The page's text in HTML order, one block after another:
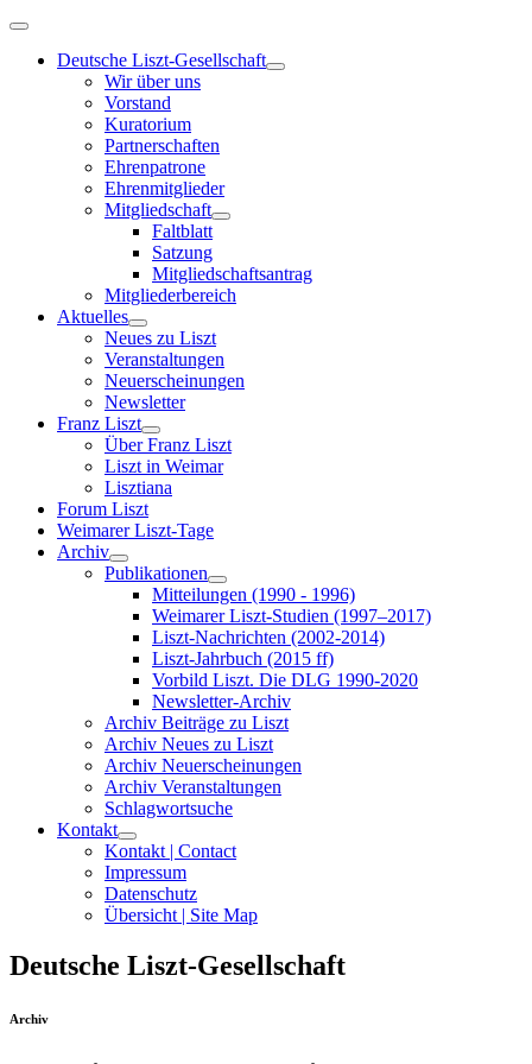
Deutsche Liszt-Gesellschaft
Wir über uns
Vorstand
Kuratorium
Partnerschaften
Ehrenpatrone
Ehrenmitglieder
Mitgliedschaft
Faltblatt
Satzung
Mitgliedschaftsantrag
Mitgliederbereich
Aktuelles
Neues zu Liszt
Veranstaltungen
Neuerscheinungen
Newsletter
Franz Liszt
Über Franz Liszt
Liszt in Weimar
Lisztiana
Forum Liszt
Weimarer Liszt-Tage
Archiv
Publikationen
Mitteilungen (1990 - 1996)
Weimarer Liszt-Studien (1997–2017)
Liszt-Nachrichten (2002-2014)
Liszt-Jahrbuch (2015 ff)
Vorbild Liszt. Die DLG 1990-2020
Newsletter-Archiv
Archiv Beiträge zu Liszt
Archiv Neues zu Liszt
Archiv Neuerscheinungen
Archiv Veranstaltungen
Schlagwortsuche
Kontakt
Kontakt | Contact
Impressum
Datenschutz
Übersicht | Site Map
Deutsche Liszt-Gesellschaft
Archiv